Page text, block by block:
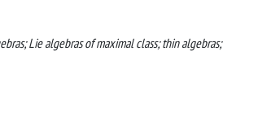
Lie algebras of maximal class; thin algebras;